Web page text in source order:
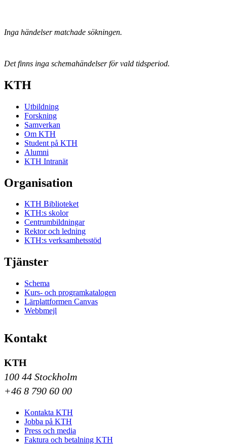
Inga händelser matchade sökningen.
Det finns inga schemahändelser för vald tidsperiod.
KTH
Utbildning
Forskning
Samverkan
Om KTH
Student på KTH
Alumni
KTH Intranät
Organisation
KTH Biblioteket
KTH:s skolor
Centrumbildningar
Rektor och ledning
KTH:s verksamhetsstöd
Tjänster
Schema
Kurs- och programkatalogen
Lärplattformen Canvas
Webbmejl
Kontakt
KTH
100 44 Stockholm
+46 8 790 60 00
Kontakta KTH
Jobba på KTH
Press och media
Faktura och betalning KTH